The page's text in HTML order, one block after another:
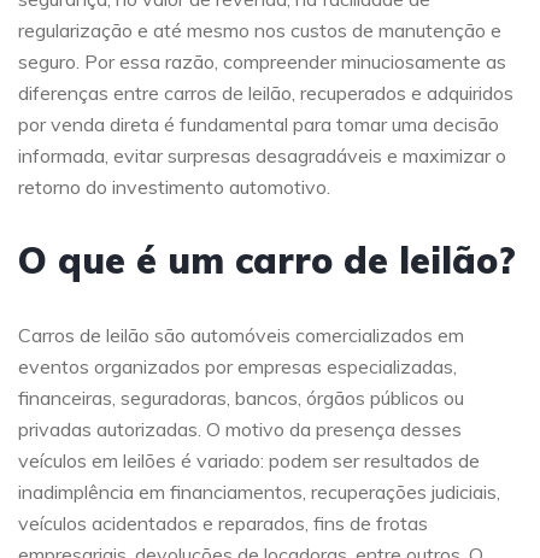
regularização e até mesmo nos custos de manutenção e
seguro. Por essa razão, compreender minuciosamente as
diferenças entre carros de leilão, recuperados e adquiridos
por venda direta é fundamental para tomar uma decisão
informada, evitar surpresas desagradáveis e maximizar o
retorno do investimento automotivo.
O que é um carro de leilão?
Carros de leilão são automóveis comercializados em
eventos organizados por empresas especializadas,
financeiras, seguradoras, bancos, órgãos públicos ou
privadas autorizadas. O motivo da presença desses
veículos em leilões é variado: podem ser resultados de
inadimplência em financiamentos, recuperações judiciais,
veículos acidentados e reparados, fins de frotas